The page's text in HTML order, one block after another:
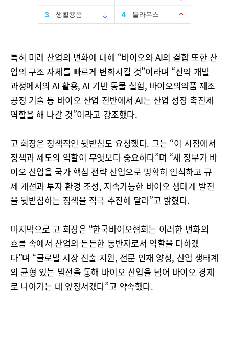
특히 미래 산업의 변화에 대해 “바이오와 AI의 결합 또한 산
업의 구조 자체를 빠르게 변화시킬 것”이라며 “신약 개발
과정에서의 AI 활용, AI 기반 동물 실험, 바이오의약품 제조
공정 기술 등 바이오 산업 전반에서 AI는 산업 성장 촉진제
역할을 해 나갈 것”이라고 강조했다.
고 회장은 정책적인 뒷받침도 요청했다. 그는 “이 시점에서
정책과 제도의 역할이 무엇보다 중요하다”며 “새 정부가 바
이오 산업을 국가 핵심 전략 산업으로 명확히 인식하고 규
제 개선과 투자 환경 조성, 지속가능한 바이오 생태계 발전
을 뒷받침하는 정책을 적극 추진해 달라”고 밝혔다.
마지막으로 고 회장은 “한국바이오협회는 이러한 변화의
흐름 속에서 산업의 든든한 동반자로서 역할을 다하겠
다”며 “글로벌 시장 진출 지원, 전문 인재 양성, 산업 생태계
의 균형 있는 발전을 통해 바이오 산업을 넘어 바이오 경제
로 나아가는 데 앞장서겠다”고 약속했다.